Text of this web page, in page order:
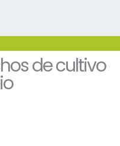
de cultivo